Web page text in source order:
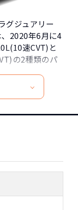
グジュアリー
2020年6月に4
速CVT)と
の2種類のパ
という枠を
ます。フロン
二の存在で
レードが｢調光
ューカメラ｣
タイヤ｣とな